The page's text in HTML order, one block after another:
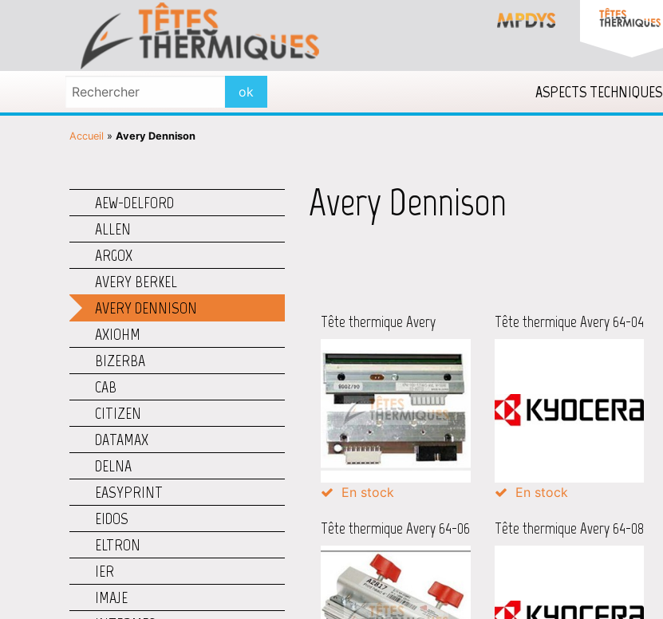
ASPECTS TECHNIQUES
Accueil » Avery Dennison
AEW-DELFORD
ALLEN
ARGOX
AVERY BERKEL
AVERY DENNISON
AXIOHM
BIZERBA
CAB
CITIZEN
DATAMAX
DELNA
EASYPRINT
EIDOS
ELTRON
IER
IMAJE
Avery Dennison
Tête thermique Avery
En stock
Tête thermique Avery 64-04
En stock
Tête thermique Avery 64-06 Tête thermique Avery 64-08